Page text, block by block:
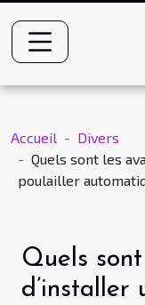
Accueil
Divers
Quels sont les
poulailler
Quels
d’installer